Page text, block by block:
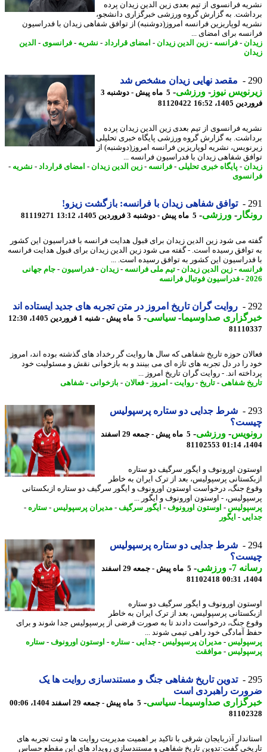
فرانسوی از تیم بعدی زین الدین زیدان پرده
به گزارش گروه ورزشی خبرگزاری دانشجو،
لوپاریزین فرانسه امروز(دوشنبه) از توافق شفاهی زیدان با فدراسیون
برای امضای ...
- فرانسه -زین الدین زیدان - امضای قرارداد -نشریه- فرانسوی-الدین
مقصد نهایی زیدان مشخص شد
نیوز-ورزشی-
5 ماه پیش - دوشنبه 3
1405، 16:52
81120422
فرانسوی از تیم بعدی زین الدین زیدان پرده
به گزارش گروه ورزشی پایگاه خبری تحلیلی
نشریه لوپاریزین فرانسه امروز(دوشنبه) از
شفاهی زیدان با فدراسیون فرانسه ...
- پایگاه خبری تحلیلی-فرانسه -زین الدین زیدان - امضای قرارداد -نشریه-
توافق شفاهی زیدان با فرانسه: بازگشت زیزو!
-ورزشی-5 ماه پیش - دوشنبه 3 فروردین 1405، 13:12 81119271
می شود زین الدین زیدان برای قبول هدایت فرانسه با فدراسیون این کشور
رسیده است. - گفته می شود زین الدین زیدان برای قبول هدایت فرانسه
این کشور به توافق رسیده است. ...
-زین الدین زیدان - تیم ملی فرانسه -زیدان - فدراسیون-جام جهانی
-فدراسیون فوتبال فرانسه
روایت گران تاریخ امروز در متن تجربه های جدید ایستاده اند
صداوسیما-سیاسی-5 ماه پیش - شنبه 1 فروردین 1405، 12:30
حوزه تاریخ شفاهی که سال ها روایت گر رخداد های گذشته بوده اند، امروز
را در دل تجربه های تازه ای می بینند و به بازخوانی نقش و مسئولیت خود
اند. - روایت گران تاریخ امروز ...
شفاهی-تاریخ- روایت-امروز- فعالان-بازخوانی- شفاهی
شرط جدایی دو ستاره پرسپولیس
-ورزشی-
5 ماه پیش - جمعه 29 اسفند
81102553
اورونوف و ایگور سرگیف دو ستاره
پرسپولیس، بعد از ترک ایران به خاطر
جنگ، درخواست اوستون اورونوف و ایگور سرگیف دو ستاره ازبکستانی
- اوستون اورونوف و ایگور ...
-اوستون اورونوف-ایگور سرگیف -مدیران پرسپولیس-ستاره-
- ایگور
شرط جدایی دو ستاره پرسپولیس
7
-ورزشی-
5 ماه پیش - جمعه 29 اسفند
81102418
اورونوف و ایگور سرگیف دو ستاره
پرسپولیس، بعد از ترک ایران به خاطر
جنگ، درخواست دادند تا به صورت قرضی از پرسپولیس جدا شوند و برای
آمادگی خود راهی تیمی شوند ...
-مدیران پرسپولیس-جدایی- ستاره-اوستون اورونوف-ستاره
-موافقت
تدوین تاریخ شفاهی جنگ و مستندسازی روایت ها یک
راهبردی است
صداوسیما-سیاسی-5 ماه پیش - جمعه 29 اسفند 1404، 00:06
آذربایجان شرقی با تاکید بر اهمیت مدیریت روایت ها و ثبت تجربه های
گفت:تدوین تاریخ شفاهی و مستندسازی رویداد های این مقطع حساس